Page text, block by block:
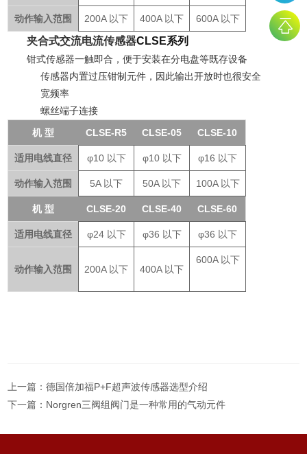
动作输入范围 200A 以下 400A 以下 600A 以下
夹合式交流电流传感器CLSE系列
钳式传感器一触即合，便于安装在分电盘等既存设备
传感器内置过压钳制元件，因此输出开放时也很安全
宽频率
螺丝端子连接
机 型
CLSE-R5 CLSE-05 CLSE-10
适用电线直径 φ10 以下 φ10 以下 φ16 以下
动作输入范围 5A 以下 50A 以下 100A 以下
机 型 CLSE-20 CLSE-40 CLSE-60
适用电线直径 φ24 以下 φ36 以下 φ36 以下
动作输入范围 200A 以下 400A 以下
600A 以下
上一篇：德国倍加福P+F超声波传感器选型介绍
下一篇： Norgren三阀组阀门是一种常用的气动元件